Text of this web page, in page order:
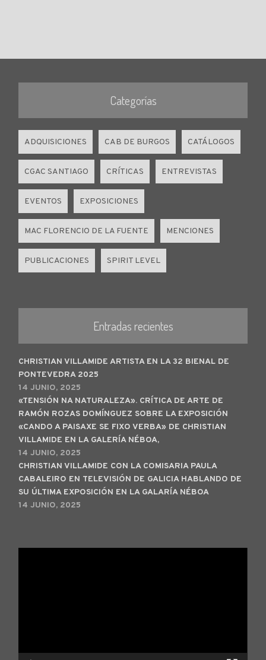
Categorías
ADQUISICIONES CAB DE BURGOS CATÁLOGOS
CGAC SANTIAGO CRÍTICAS ENTREVISTAS
EVENTOS EXPOSICIONES
MAC FLORENCIO DE LA FUENTE MENCIONES
PUBLICACIONES SPIRIT LEVEL
Entradas recientes
CHRISTIAN VILLAMIDE ARTISTA EN LA 32 BIENAL DE
PONTEVEDRA 2025
14 JUNIO, 2025
«TENSIÓN NA NATURALEZA». CRÍTICA DE ARTE DE
RAMÓN ROZAS DOMÍNGUEZ SOBRE LA EXPOSICIÓN
«CANDO A PAISAXE SE FIXO VERBA» DE CHRISTIAN
VILLAMIDE EN LA GALERÍA NÉBOA,
14 JUNIO, 2025
CHRISTIAN VILLAMIDE CON LA COMISARIA PAULA
CABALEIRO EN TELEVISIÓN DE GALICIA HABLANDO DE
SU ÚLTIMA EXPOSICIÓN EN LA GALARÍA NÉBOA
14 JUNIO, 2025